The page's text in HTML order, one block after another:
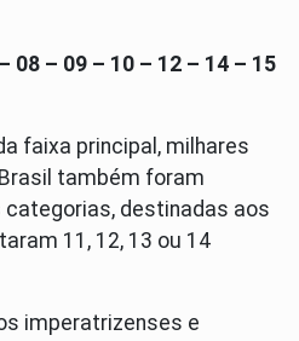
08 – 09 – 10 – 12 – 14 – 15
faixa principal, milhares
também foram
destinadas aos
11, 12, 13 ou 14
imperatrizenses e